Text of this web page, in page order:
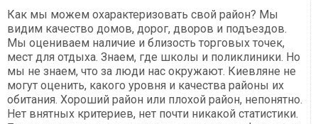
Как мы можем охарактеризовать свой район? Мы
видим качество домов, дорог, дворов и подъездов.
Мы оцениваем наличие и близость торговых точек,
мест для отдыха. Знаем, где школы и поликлиники. Но
мы не знаем, что за люди нас окружают. Киевляне не
могут оценить, какого уровня и качества районы их
обитания. Хороший район или плохой район, непонятно.
Нет внятных критериев, нет почти никакой статистики.